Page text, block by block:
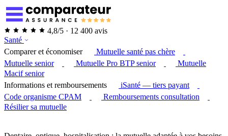
4,8/5 · 12 400 avis
Santé
Comparer et économiser
Mutuelle santé pas chère
Mutuelle senior
Mutuelle Pro BTP senior
Mutuelle
Macif senior
Informations et remboursements
iSanté — tiers payant
Code organisme CPAM
Remboursements consultation
Résilier sa mutuelle